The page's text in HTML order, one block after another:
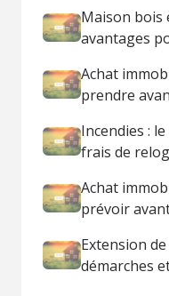
Maison bois
avantages
Achat
prendre
Incendies :
frais de
Achat
prévoir
Extension
démarches